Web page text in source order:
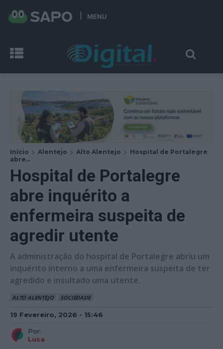
MENU
Início Alentejo Alto Alentejo
Hospital de Portalegre
abre...
Hospital de Portalegre
abre inquérito a
enfermeira suspeita de
agredir utente
A administração do hospital de Portalegre abriu um
inquérito interno a uma enfermeira suspeita de ter
agredido e insultado uma utente.
ALTO ALENTEJO SOCIEDADE
19 Fevereiro, 2026 - 15:46
Por:
Lusa